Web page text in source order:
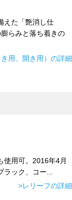
えた「艶消し仕
らみと落ち着きの
用、開き用）の詳細
使用可。2016年4月
ラック、コー...
>レリーフの詳細